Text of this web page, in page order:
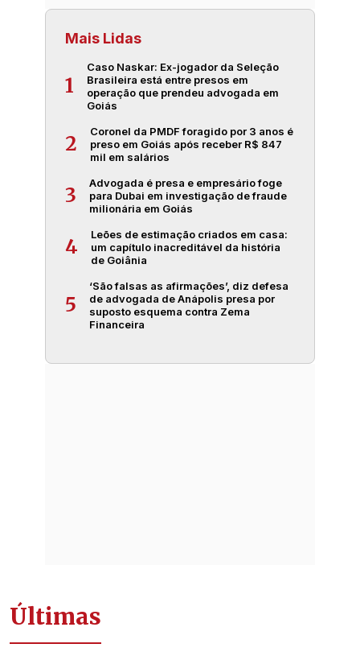
Mais Lidas
1
Caso Naskar: Ex-jogador da Seleção
Brasileira está entre presos em
operação que prendeu advogada em
Goiás
2
Coronel da PMDF foragido por 3 anos é
preso em Goiás após receber R$ 847
mil em salários
3
Advogada é presa e empresário foge
para Dubai em investigação de fraude
milionária em Goiás
4
Leões de estimação criados em casa:
um capítulo inacreditável da história
de Goiânia
5
‘São falsas as afirmações’, diz defesa
de advogada de Anápolis presa por
suposto esquema contra Zema
Financeira
Últimas